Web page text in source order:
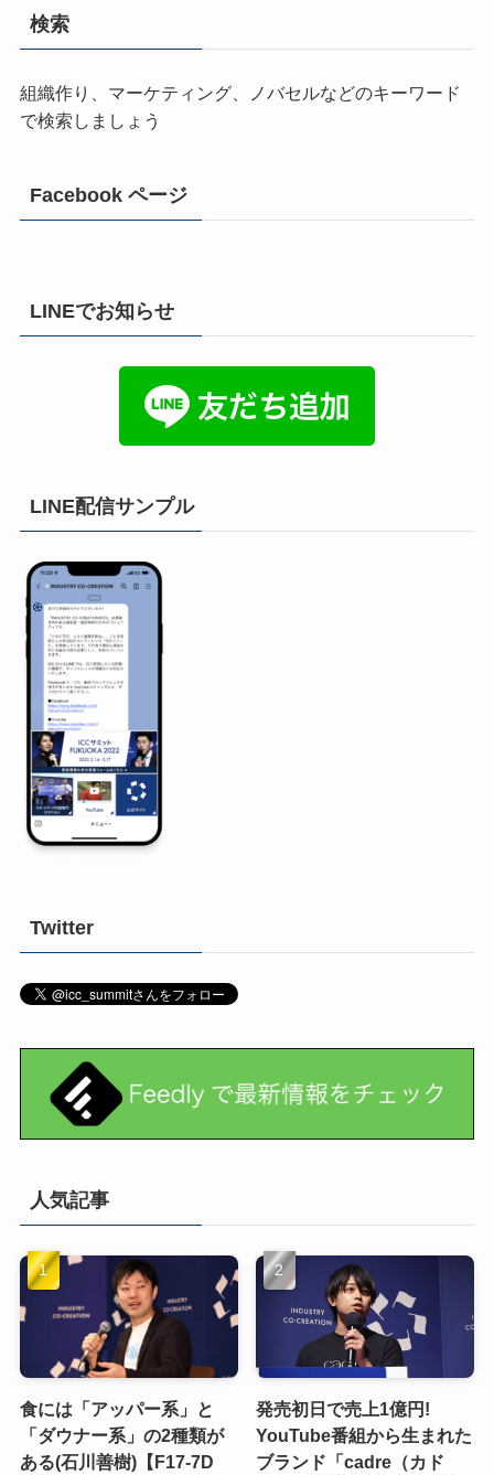
検索
組織作り、マーケティング、ノバセルなどのキーワード
で検索しましょう
Facebook ページ
LINEでお知らせ
LINE配信サンプル
Twitter
人気記事
食には「アッパー系」と
「ダウナー系」の2種類が
ある(石川善樹)【F17-7D
発売初日で売上1億円!
YouTube番組から生まれた
ブランド「cadre（カド